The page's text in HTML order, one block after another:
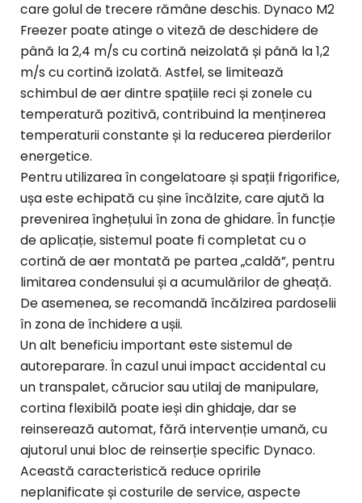
care golul de trecere rămâne deschis. Dynaco M2
Freezer poate atinge o viteză de deschidere de
până la 2,4 m/s cu cortină neizolată și până la 1,2
m/s cu cortină izolată. Astfel, se limitează
schimbul de aer dintre spațiile reci și zonele cu
temperatură pozitivă, contribuind la menținerea
temperaturii constante și la reducerea pierderilor
energetice.
Pentru utilizarea în congelatoare și spații frigorifice,
ușa este echipată cu șine încălzite, care ajută la
prevenirea înghețului în zona de ghidare. În funcție
de aplicație, sistemul poate fi completat cu o
cortină de aer montată pe partea „caldă”, pentru
limitarea condensului și a acumulărilor de gheață.
De asemenea, se recomandă încălzirea pardoselii
în zona de închidere a ușii.
Un alt beneficiu important este sistemul de
autoreparare. În cazul unui impact accidental cu
un transpalet, cărucior sau utilaj de manipulare,
cortina flexibilă poate ieși din ghidaje, dar se
reinserează automat, fără intervenție umană, cu
ajutorul unui bloc de reinserție specific Dynaco.
Această caracteristică reduce opririle
neplanificate și costurile de service, aspecte